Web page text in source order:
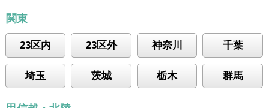
関東
23区内 23区外 神奈川 千葉
埼玉 茨城 栃木 群馬